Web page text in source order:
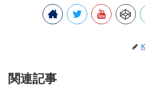
関連記事